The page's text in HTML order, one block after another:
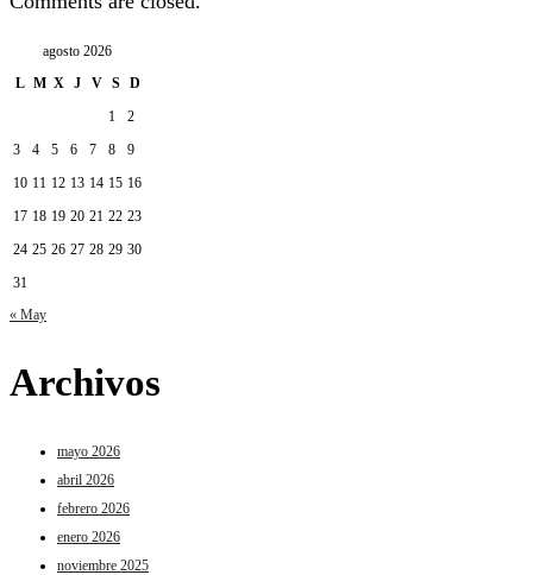
agosto 2026
L M X J V S
D
1
2
3
4 5 6 7 8
9
10 11 12 13 14 15 16
17 18 19 20 21 22 23
24 25 26 27 28 29 30
31
« May
Archivos
mayo 2026
abril 2026
febrero 2026
enero 2026
noviembre 2025